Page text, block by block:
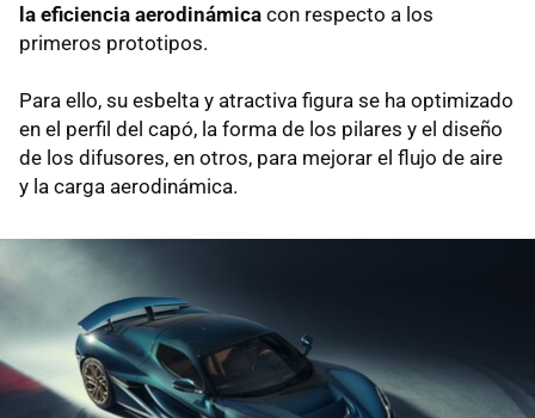
la eficiencia aerodinámica con respecto a los
primeros prototipos.
Para ello, su esbelta y atractiva figura se ha optimizado
en el perfil del capó, la forma de los pilares y el diseño
de los difusores, en otros, para mejorar el flujo de aire
y la carga aerodinámica.